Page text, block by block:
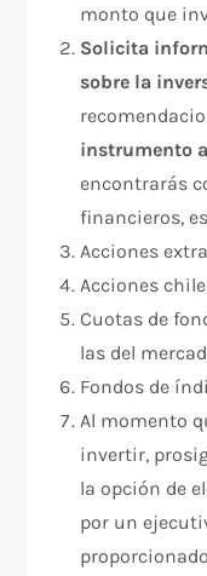
monto que
Solicita
sobre la
instrumento
encontrarás
financieros,
Acciones
Acciones
Cuotas de
las del
Fondos de
Al momento
invertir,
la opción de
por un